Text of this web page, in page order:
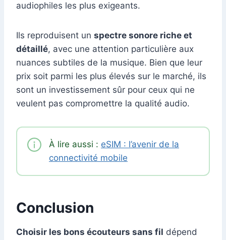
audiophiles les plus exigeants.
Ils reproduisent un spectre sonore riche et
détaillé, avec une attention particulière aux
nuances subtiles de la musique. Bien que leur
prix soit parmi les plus élevés sur le marché, ils
sont un investissement sûr pour ceux qui ne
veulent pas compromettre la qualité audio.
À lire aussi : eSIM : l’avenir de la
connectivité mobile
Conclusion
Choisir les bons écouteurs sans fil dépend